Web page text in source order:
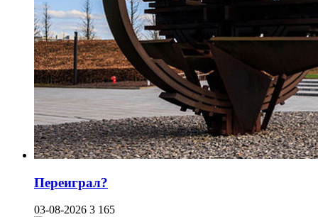
Переиграл?
03-08-2026 3 165